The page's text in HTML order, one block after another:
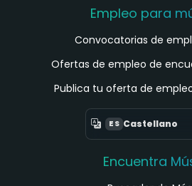
Empleo para
Convocatorias de
Ofertas de empleo de
Publica tu oferta de
ES Castellano
Encuentra